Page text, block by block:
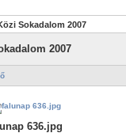
Sokadalom 2007
2007
636.jpg